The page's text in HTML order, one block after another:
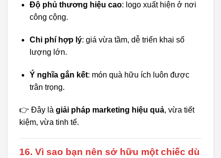
Độ phủ thương hiệu cao: logo xuất hiện ở nơi
công cộng.
Chi phí hợp lý: giá vừa tầm, dễ triển khai số
lượng lớn.
Ý nghĩa gắn kết: món quà hữu ích luôn được
trân trọng.
👉 Đây là giải pháp marketing hiệu quả, vừa tiết
kiệm, vừa tinh tế.
16. Vì sao bạn nên sở hữu một chiếc dù